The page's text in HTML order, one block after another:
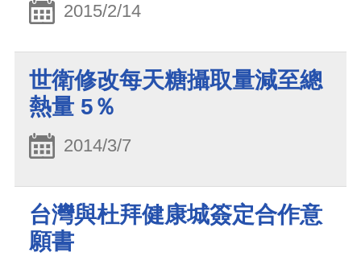
2015/2/14
世衛修改每天糖攝取量減至總
熱量 5％
2014/3/7
台灣與杜拜健康城簽定合作意
願書